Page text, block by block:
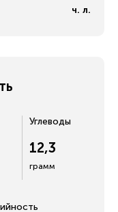
ч. л.
Углеводы
12,3
грамм